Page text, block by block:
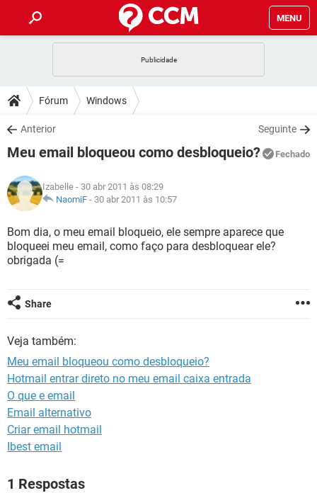
MENU
CELULAR
OUTLOOK
INSTAGRAM GMAIL
GUIA DE COMPRAS
DICAS
JOGOS
INSTAGRAM
GUIA DE COMPRAS
DOWNLOADS
JOGOS WHATSAPP
CELULAR
OUTLOOK EXCEL
INSTAGRAM GMAIL
GUIA DE COMPRAS
JOGOS
CELULAR
OUTLOOK EXCEL
INSTAGRAM
GLOSSÁRIO
JOGOS WHATSAPP
CELULAR FACEBOOK
INSTAGRAM
Fórum Windows
Anterior Seguinte
Meu email bloqueou como desbloqueio? Fechado
Izabelle - 30 abr 2011 às 08:29
NaomiF - 30 abr 2011 às 10:57
Bom dia, o meu email bloqueio, ele sempre aparece que
bloqueei meu email, como faço para desbloquear ele?
obrigada (=
Share
Veja também:
Meu email bloqueou como desbloqueio?
Hotmail entrar direto no meu email caixa entrada
O que e email
Email alternativo
Criar email hotmail
Ibest email
1 Respostas